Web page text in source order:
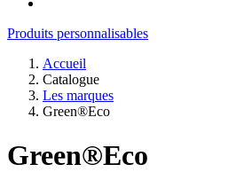
Produits personnalisables
Accueil
Catalogue
Les marques
Green®Eco
Green®Eco